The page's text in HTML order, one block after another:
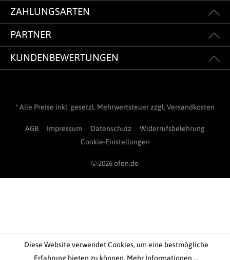
ZAHLUNGSARTEN
PARTNER
KUNDENBEWERTUNGEN
* Alle Preise inkl. gesetzl. Mehrwertsteuer zzgl. Versandkosten
AGB Impressum Datenschutz
Widerrufsbelehrung
Cookie-Einstellungen
© 2026 ofen.de
Diese Website verwendet Cookies, um eine bestmögliche
Erfahrung bieten zu können. Mehr Informationen ...